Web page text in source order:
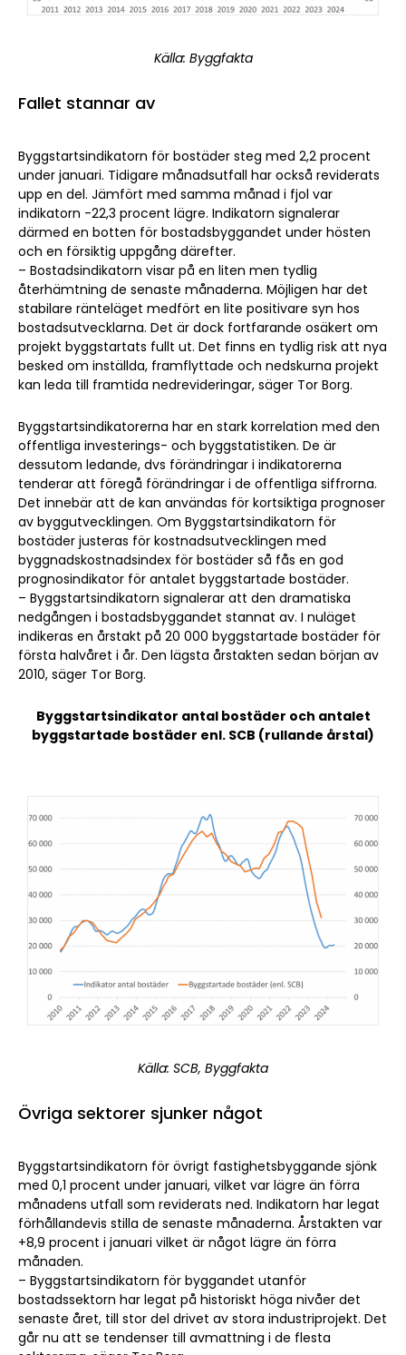
Källa: Byggfakta
Fallet stannar av
Byggstartsindikatorn för bostäder steg med 2,2 procent
under januari. Tidigare månadsutfall har också reviderats
upp en del. Jämfört med samma månad i fjol var
indikatorn -22,3 procent lägre. Indikatorn signalerar
därmed en botten för bostadsbyggandet under hösten
och en försiktig uppgång därefter.
– Bostadsindikatorn visar på en liten men tydlig
återhämtning de senaste månaderna. Möjligen har det
stabilare ränteläget medfört en lite positivare syn hos
bostadsutvecklarna. Det är dock fortfarande osäkert om
projekt byggstartats fullt ut. Det finns en tydlig risk att nya
besked om inställda, framflyttade och nedskurna projekt
kan leda till framtida nedrevideringar, säger Tor Borg.
Byggstartsindikatorerna har en stark korrelation med den
offentliga investerings- och byggstatistiken. De är
dessutom ledande, dvs förändringar i indikatorerna
tenderar att föregå förändringar i de offentliga siffrorna.
Det innebär att de kan användas för kortsiktiga prognoser
av byggutvecklingen. Om Byggstartsindikatorn för
bostäder justeras för kostnadsutvecklingen med
byggnadskostnadsindex för bostäder så fås en god
prognosindikator för antalet byggstartade bostäder.
– Byggstartsindikatorn signalerar att den dramatiska
nedgången i bostadsbyggandet stannat av. I nuläget
indikeras en årstakt på 20 000 byggstartade bostäder för
första halvåret i år. Den lägsta årstakten sedan början av
2010, säger Tor Borg.
Byggstartsindikator antal bostäder och antalet
byggstartade bostäder enl. SCB (rullande årstal)
Källa: SCB, Byggfakta
Övriga sektorer sjunker något
Byggstartsindikatorn för övrigt fastighetsbyggande sjönk
med 0,1 procent under januari, vilket var lägre än förra
månadens utfall som reviderats ned. Indikatorn har legat
förhållandevis stilla de senaste månaderna. Årstakten var
+8,9 procent i januari vilket är något lägre än förra
månaden.
– Byggstartsindikatorn för byggandet utanför
bostadssektorn har legat på historiskt höga nivåer det
senaste året, till stor del drivet av stora industriprojekt. Det
går nu att se tendenser till avmattning i de flesta